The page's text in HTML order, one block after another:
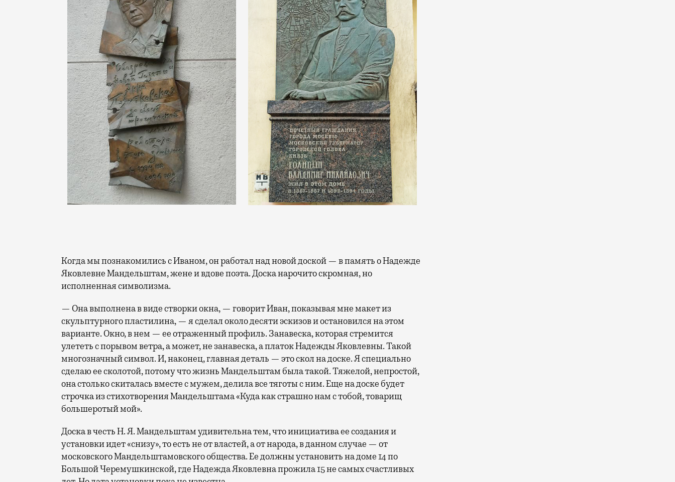
Когда мы познакомились с Иваном, он работал над новой доской — в память о Надежде
Яковлевне Мандельштам, жене и вдове поэта. Доска нарочито скромная, но
исполненная символизма.
— Она выполнена в виде створки окна, — говорит Иван, показывая мне макет из
скульптурного пластилина, — я сделал около десяти эскизов и остановился на этом
варианте. Окно, в нем — ее отраженный профиль. Занавеска, которая стремится
улететь с порывом ветра, а может, не занавеска, а платок Надежды Яковлевны. Такой
многозначный символ. И, наконец, главная деталь — это скол на доске. Я специально
сделаю ее сколотой, потому что жизнь Мандельштам была такой. Тяжелой, непростой,
она столько скиталась вместе с мужем, делила все тяготы с ним. Еще на доске будет
строчка из стихотворения Мандельштама «Куда как страшно нам с тобой, товарищ
большеротый мой».
Доска в честь Н. Я. Мандельштам удивительна тем, что инициатива ее создания и
установки идет «снизу», то есть не от властей, а от народа, в данном случае — от
московского Мандельштамовского общества. Ее должны установить на доме 14 по
Большой Черемушкинской, где Надежда Яковлевна прожила 15 не самых счастливых